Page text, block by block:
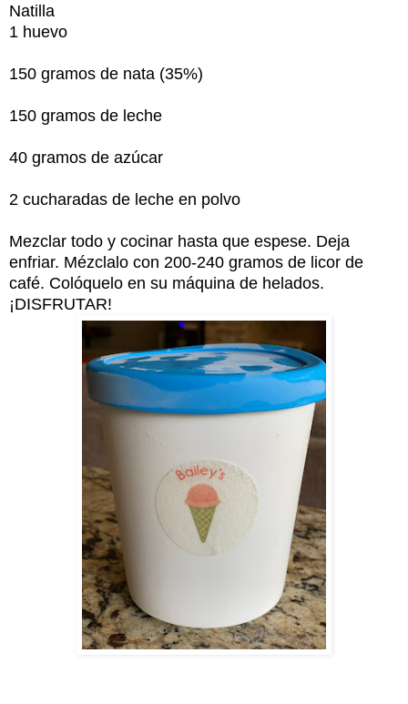
Natilla
1 huevo
150 gramos de nata (35%)
150 gramos de leche
40 gramos de azúcar
2 cucharadas de leche en polvo
Mezclar todo y cocinar hasta que espese. Deja
enfriar. Mézclalo con 200-240 gramos de licor de
café. Colóquelo en su máquina de helados.
¡DISFRUTAR!